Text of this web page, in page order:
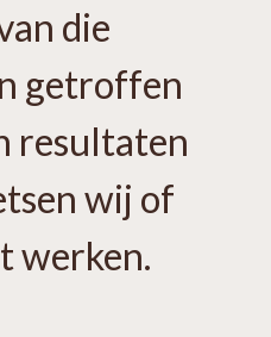
die
getroffen
resultaten
wij of
werken.